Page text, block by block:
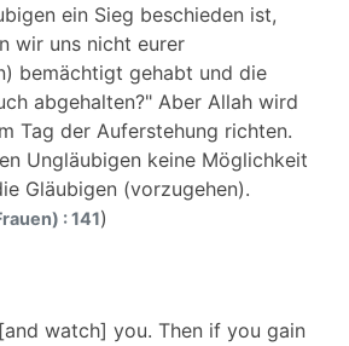
ein Sieg beschieden ist,
wir uns nicht eurer
bemächtigt gehabt und die
abgehalten?" Aber Allah wird
Tag der Auferstehung richten.
Ungläubigen keine Möglichkeit
Gläubigen (vorzugehen).
: 141)
watch] you. Then if you gain